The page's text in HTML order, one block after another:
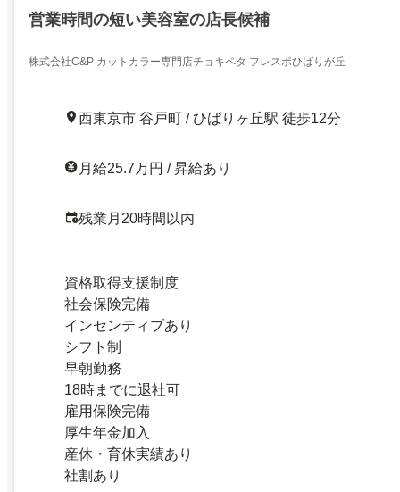
営業時間の短い美容室の店長候補
株式会社C&P カットカラー専門店チョキペタ フレスポひばりが丘
西東京市 谷戸町 / ひばりヶ丘駅 徒歩12分
月給25.7万円 / 昇給あり
残業月20時間以内
資格取得支援制度
社会保険完備
インセンティブあり
シフト制
早朝勤務
18時までに退社可
雇用保険完備
厚生年金加入
産休・育休実績あり
社割あり